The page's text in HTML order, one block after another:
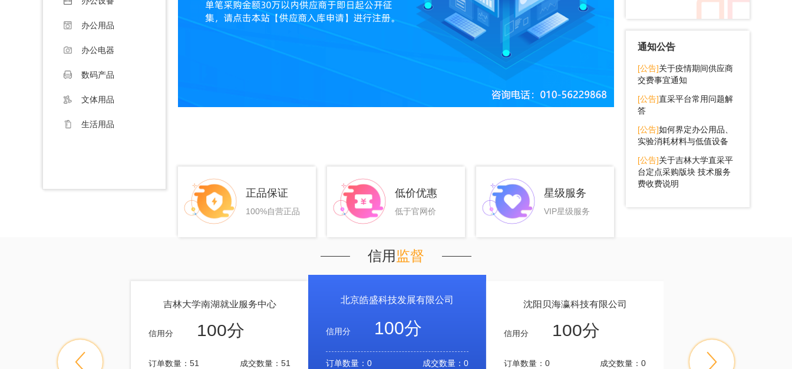
办公用品
办公电器
数码产品
文体用品
生活用品
正品保证
100%自营正品
低价优惠
低于官网价
星级服务
VIP星级服务
通知公告
[公告]关于疫情期间供应商
交费事宜通知
[公告]直采平台常用问题解
答
[公告]如何界定办公用品、
实验消耗材料与低值设备
[公告]关于吉林大学直采平
台定点采购版块 技术服务
费收费说明
信用 监督
成交数量：2
吉林大学南湖就业服务中心
信用分 100分
订单数量：51 成交数量：51
北京皓盛科技发展有限公司
信用分 100分
订单数量：0 成交数量：0
沈阳贝海瀛科技有限公司
信用分 100分
订单数量：0 成交数量：0 订单数量：0